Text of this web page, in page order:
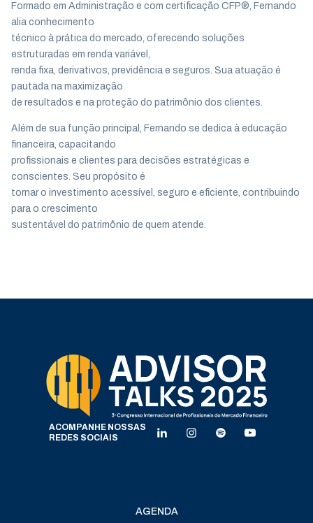
Formado em Administração e com certificação CFP®, Fernando
alia conhecimento
técnico à prática do mercado, oferecendo soluções
estruturadas em renda variável,
renda fixa, derivativos, previdência e seguros. Sua atuação é
pautada na maximização
de resultados e na proteção do patrimônio dos clientes.
Além de sua função principal, Fernando se dedica à educação
financeira, capacitando
profissionais e clientes para decisões estratégicas e
conscientes. Seu propósito é
tornar o investimento acessível, seguro e eficiente, contribuindo
para o crescimento
sustentável do patrimônio de quem atende.
ACOMPANHE NOSSAS
REDES SOCIAIS
AGENDA